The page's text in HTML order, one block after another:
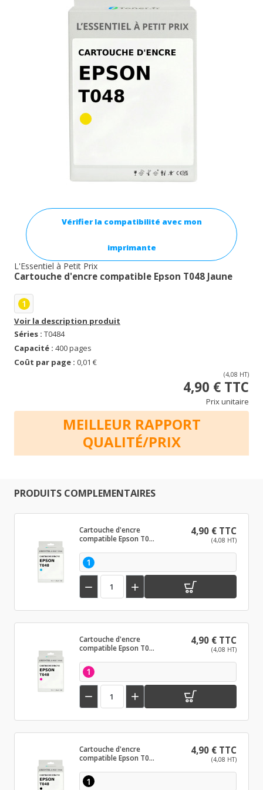
Vérifier la compatibilité avec mon
imprimante
L'Essentiel à Petit Prix
Cartouche d'encre compatible Epson T048 Jaune
1
Voir la description produit
Séries : T0484
Capacité : 400 pages
Coût par page : 0,01 €
(4,08 HT)
4,90 € TTC
Prix unitaire
MEILLEUR RAPPORT
QUALITÉ/PRIX
PRODUITS COMPLEMENTAIRES
Cartouche d'encre
compatible Epson T048
4,90 € TTC
(4,08 HT)
1
 
Cartouche d'encre
compatible Epson T048
4,90 € TTC
(4,08 HT)
1
 
Cartouche d'encre
compatible Epson T048
4,90 € TTC
(4,08 HT)
1